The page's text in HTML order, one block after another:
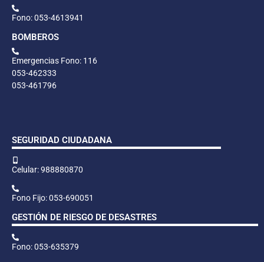
Fono: 053-4613941
BOMBEROS
Emergencias Fono: 116
053-462333
053-461796
SEGURIDAD CIUDADANA
Celular: 988880870
Fono Fijo: 053-690051
GESTIÓN DE RIESGO DE DESASTRES
Fono: 053-635379